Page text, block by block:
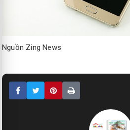
Nguồn Zing News